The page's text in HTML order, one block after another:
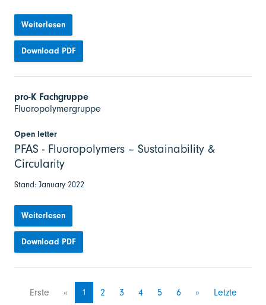
Weiterlesen
Download PDF
pro-K Fachgruppe
Fluoropolymergruppe
Open letter
PFAS - Fluoropolymers – Sustainability &
Circularity
Stand: January 2022
Weiterlesen
Download PDF
Erste « 1 2 3 4 5 6 » Letzte